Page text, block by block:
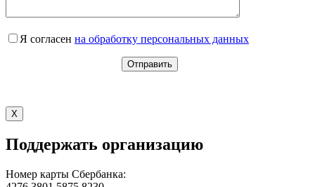
Я согласен на обработку персональных данных
X
Поддержать организацию
Номер карты Сбербанка: